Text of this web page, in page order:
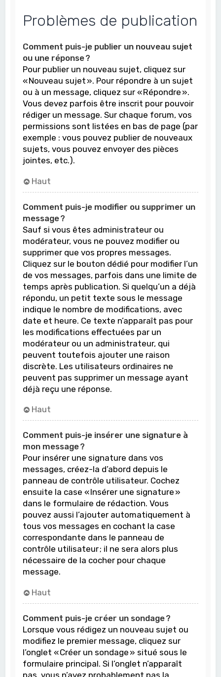
Problèmes de publication
Comment puis-je publier un nouveau sujet
ou une réponse ?
Pour publier un nouveau sujet, cliquez sur
« Nouveau sujet ». Pour répondre à un sujet
ou à un message, cliquez sur « Répondre ».
Vous devez parfois être inscrit pour pouvoir
rédiger un message. Sur chaque forum, vos
permissions sont listées en bas de page (par
exemple : vous pouvez publier de nouveaux
sujets, vous pouvez envoyer des pièces
jointes, etc.).
Haut
Comment puis-je modifier ou supprimer un
message ?
Sauf si vous êtes administrateur ou
modérateur, vous ne pouvez modifier ou
supprimer que vos propres messages.
Cliquez sur le bouton dédié pour modifier l’un
de vos messages, parfois dans une limite de
temps après publication. Si quelqu’un a déjà
répondu, un petit texte sous le message
indique le nombre de modifications, avec
date et heure. Ce texte n’apparaît pas pour
les modifications effectuées par un
modérateur ou un administrateur, qui
peuvent toutefois ajouter une raison
discrète. Les utilisateurs ordinaires ne
peuvent pas supprimer un message ayant
déjà reçu une réponse.
Haut
Comment puis-je insérer une signature à
mon message ?
Pour insérer une signature dans vos
messages, créez-la d’abord depuis le
panneau de contrôle utilisateur. Cochez
ensuite la case « Insérer une signature »
dans le formulaire de rédaction. Vous
pouvez aussi l’ajouter automatiquement à
tous vos messages en cochant la case
correspondante dans le panneau de
contrôle utilisateur ; il ne sera alors plus
nécessaire de la cocher pour chaque
message.
Haut
Comment puis-je créer un sondage ?
Lorsque vous rédigez un nouveau sujet ou
modifiez le premier message, cliquez sur
l’onglet « Créer un sondage » situé sous le
formulaire principal. Si l’onglet n’apparaît
pas, vous n’avez probablement pas la